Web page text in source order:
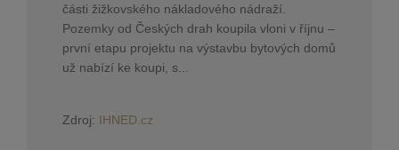
části žižkovského nákladového nádraží.
Pozemky od Českých drah koupila vloni v říjnu –
první etapu projektu na výstavbu bytových domů
už nabízí ke koupi, s...
Zdroj: IHNED.cz